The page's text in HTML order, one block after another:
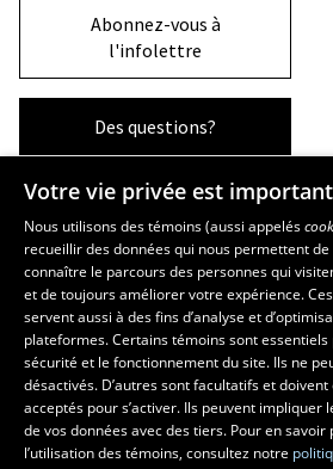
Abonnez-vous à
l'infolettre
Des questions?
La Faculté et ses écoles
Faculté d’aménagement, d’architecture,
École d’art
École supérieure d’aménagement du
régional
École d’architecture
École de design
Votre vie privée est
Nous utilisons des témoins (aussi appelés
recueillir des données qui nous permettent
connaître le parcours des personnes qui
et de toujours améliorer votre expérience.
servent aussi à des fins d’analyse et
plateformes. Certains témoins sont essentiels
sécurité et le fonctionnement du site. Ils ne
désactivés. D’autres sont facultatifs et doivent
acceptés pour s’activer. Ils peuvent impliquer
de vos données avec des tiers. Pour en savoir
l’utilisation des témoins, consultez notre